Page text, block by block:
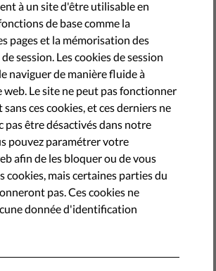
au cours d’une opération policière
en présence du Secrétaire d’Etat à
environ 30 migrants font l’objet
dans un train. Diego Dumont, qui
le quai de la gare de Landen, se met à
son téléphone. Les policiers lui
de filmer, ce qu’il refuse en faisant
subit alors des coups et violences
discriminatoires de la part des
police, Diego Dumont
à un site d'être utilisable en
de base comme la
pages et la mémorisation des
session. Les cookies de session
naviguer de manière fluide à
web. Le site ne peut pas fonctionner
ces cookies, et ces derniers ne
pas être désactivés dans notre
pouvez paramétrer votre
afin de les bloquer ou de vous
cookies, mais certaines parties du
pas. Ces cookies ne
donnée d'identification